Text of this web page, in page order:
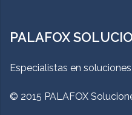
PALAFOX
Especialistas en
© 2015 PALAFOX